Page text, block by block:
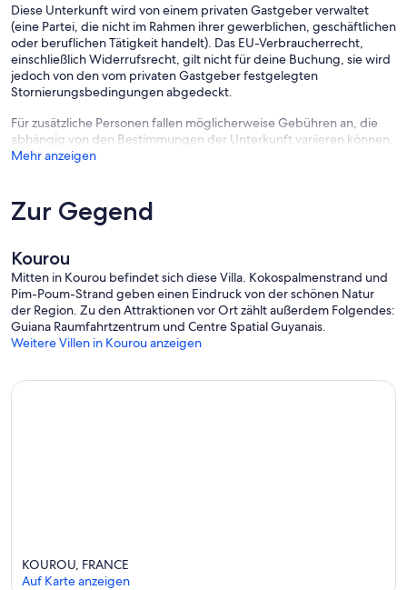
Diese Unterkunft wird von einem privaten Gastgeber verwaltet
(eine Partei, die nicht im Rahmen ihrer gewerblichen, geschäftlichen
oder beruflichen Tätigkeit handelt). Das EU-Verbraucherrecht,
einschließlich Widerrufsrecht, gilt nicht für deine Buchung, sie wird
jedoch von den vom privaten Gastgeber festgelegten
Stornierungsbedingungen abgedeckt.
Für zusätzliche Personen fallen möglicherweise Gebühren an, die
abhängig von den Bestimmungen der Unterkunft variieren können.
Mehr anzeigen
Zur Gegend
Kourou
Mitten in Kourou befindet sich diese Villa. Kokospalmenstrand und
Pim-Poum-Strand geben einen Eindruck von der schönen Natur
der Region. Zu den Attraktionen vor Ort zählt außerdem Folgendes:
Guiana Raumfahrtzentrum und Centre Spatial Guyanais.
Weitere Villen in Kourou anzeigen
KOUROU, FRANCE
Auf Karte anzeigen